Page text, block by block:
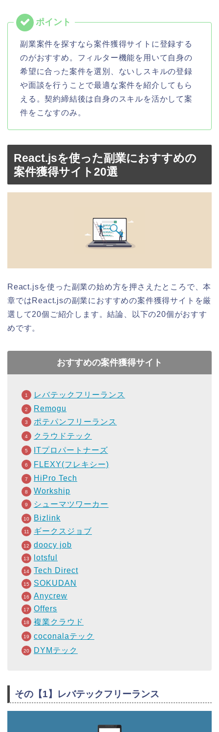
副業案件を探すなら案件獲得サイトに登録する
のがおすすめ。フィルター機能を用いて自身の
希望に合った案件を選別、ないしスキルの登録
や面談を行うことで最適な案件を紹介してもら
える。契約締結後は自身のスキルを活かして案
件をこなすのみ。
React.jsを使った副業におすすめの
案件獲得サイト20選
React.jsを使った副業の始め方を押さえたところで、本
章ではReact.jsの副業におすすめの案件獲得サイトを厳
選して20個ご紹介します。結論、以下の20個がおすす
めです。
おすすめの案件獲得サイト
レバテックフリーランス
Remogu
ポテパンフリーランス
クラウドテック
ITプロパートナーズ
FLEXY(フレキシー)
HiPro Tech
Workship
シューマツワーカー
Bizlink
ギークスジョブ
doocy job
lotsful
Tech Direct
SOKUDAN
Anycrew
Offers
複業クラウド
coconalaテック
DYMテック
その【1】レバテックフリーランス